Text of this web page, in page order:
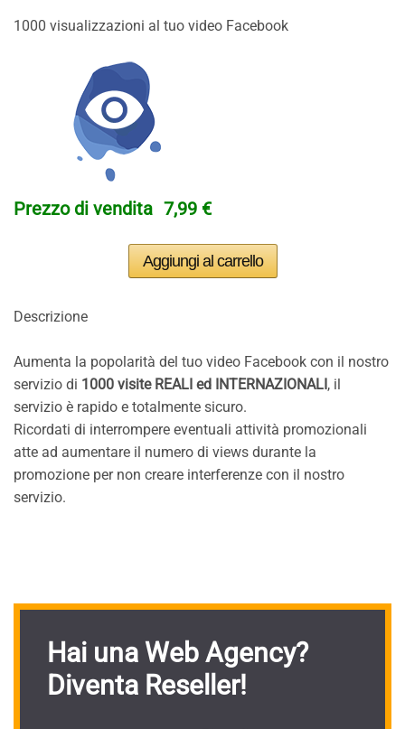
1000 visualizzazioni al tuo video Facebook
Prezzo di vendita 7,99 €
Descrizione
Aumenta la popolarità del tuo video Facebook con il nostro
servizio di 1000 visite REALI ed INTERNAZIONALI, il
servizio è rapido e totalmente sicuro.
Ricordati di interrompere eventuali attività promozionali
atte ad aumentare il numero di views durante la
promozione per non creare interferenze con il nostro
servizio.
Hai una Web Agency?
Diventa Reseller!